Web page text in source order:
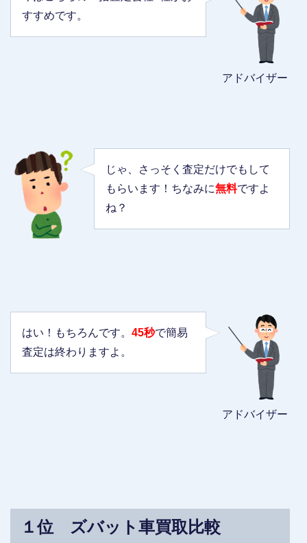
アドバイザー
すすめです。
じゃ、さっそく査定だけでもして
もらいます！ちなみに無料ですよ
ね？
アドバイザー
はい！もちろんです。 45秒で簡易
査定は終わりますよ。
１位 ズバット車買取比較